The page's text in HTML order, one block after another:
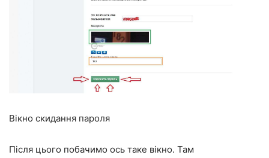
Вікно скидання пароля
Після цього побачимо ось таке вікно. Там